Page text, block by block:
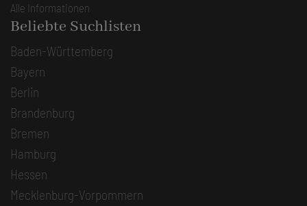
Alle Informationen
Beliebte Suchlisten
Baden-Württemberg
Bayern
Berlin
Brandenburg
Bremen
Hamburg
Hessen
Mecklenburg-Vorpommern